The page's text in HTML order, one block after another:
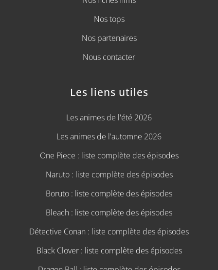
Nos tops
Nos partenaires
Nous contacter
Les liens utiles
Les animes de l'été 2026
Les animes de l'automne 2026
One Piece : liste complète des épisodes
Naruto : liste complète des épisodes
Boruto : liste complète des épisodes
Bleach : liste complète des épisodes
Détective Conan : liste complète des épisodes
Black Clover : liste complète des épisodes